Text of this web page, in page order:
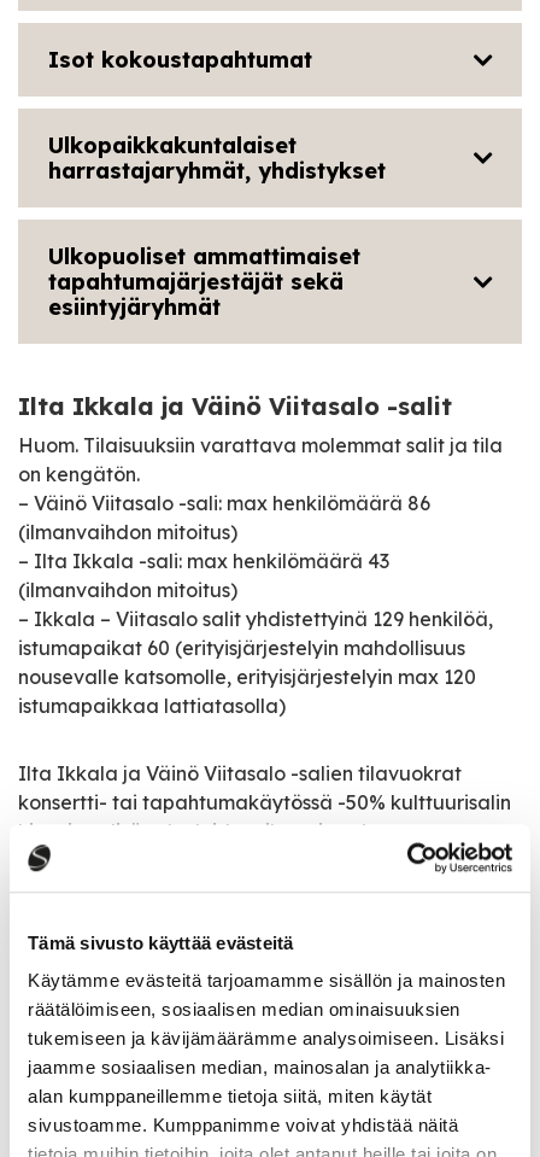
Tämä sivusto käyttää evästeitä
Käytämme evästeitä tarjoamamme sisällön ja mainosten
räätälöimiseen, sosiaalisen median ominaisuuksien
tukemiseen ja kävijämäärämme analysoimiseen. Lisäksi
jaamme sosiaalisen median, mainosalan ja analytiikka-
alan kumppaneillemme tietoja siitä, miten käytät
sivustoamme. Kumppanimme voivat yhdistää näitä
Isot kokoustapahtumat
Ulkopaikkakuntalaiset
harrastajaryhmät, yhdistykset
Ulkopuoliset ammattimaiset
tapahtumajärjestäjät sekä
esiintyjäryhmät
Ilta Ikkala ja Väinö Viitasalo -salit
Huom. Tilaisuuksiin varattava molemmat salit ja tila
on kengätön.
– Väinö Viitasalo -sali: max henkilömäärä 86
(ilmanvaihdon mitoitus)
– Ilta Ikkala -sali: max henkilömäärä 43
(ilmanvaihdon mitoitus)
– Ikkala – Viitasalo salit yhdistettyinä 129 henkilöä,
istumapaikat 60 (erityisjärjestelyin mahdollisuus
nousevalle katsomolle, erityisjärjestelyin max 120
istumapaikkaa lattiatasolla)
Ilta Ikkala ja Väinö Viitasalo -salien tilavuokrat
konsertti- tai tapahtumakäytössä -50% kulttuurisalin
hinnoista, lisäpalveluiden tilaaminen kuten
kulttuurisalissa, sovittava etukäteen.
sali, 10€/ tunti/ sali (alv 13,5%)
Lisätietoja ja varaukset:
Vesa-Matti Laaksonen
musiikin suunnittelijaopettaja